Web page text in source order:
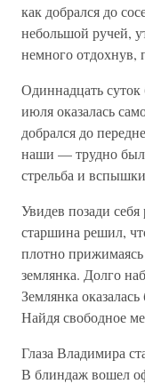
как добрался до
небольшой ручей,
немного отдохнув,
Одиннадцать
июля оказалась
добрался до
наши — трудно
стрельба и
Увидев позади
старшина решил,
плотно прижимаясь
землянка. Долго
Землянка
Найдя свободное
Глаза Владимира
В блиндаж вошел